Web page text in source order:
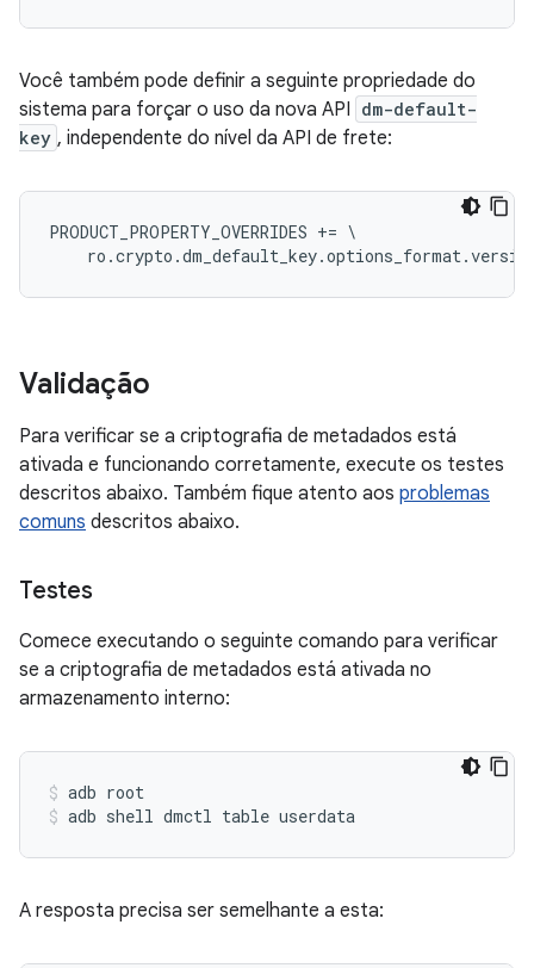
Você também pode definir a seguinte propriedade do
sistema para forçar o uso da nova API dm-default-
key , independente do nível da API de frete:
PRODUCT_PROPERTY_OVERRIDES += \
Validação
Para verificar se a criptografia de metadados está
ativada e funcionando corretamente, execute os testes
descritos abaixo. Também fique atento aos problemas
comuns descritos abaixo.
Testes
Comece executando o seguinte comando para verificar
se a criptografia de metadados está ativada no
armazenamento interno:
adb root
adb shell dmctl table userdata
A resposta precisa ser semelhante a esta: